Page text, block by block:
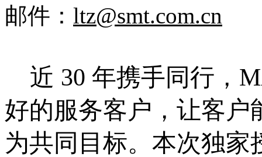
邮件： ltz@smt.com.cn
近 30 年携手同行，
好的服务客户，让客户
为共同目标。本次独家